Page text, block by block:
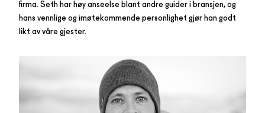
firma. Seth har høy anseelse blant andre guider i bransjen, og
hans vennlige og imøtekommende personlighet gjør han godt
likt av våre gjester.